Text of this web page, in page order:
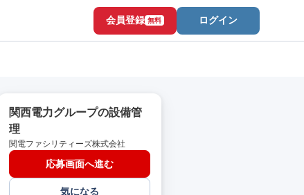
会員登録 無料 ログイン
関西電力グループの設備管
理
関電ファシリティーズ株式会社
応募画面へ進む
気になる